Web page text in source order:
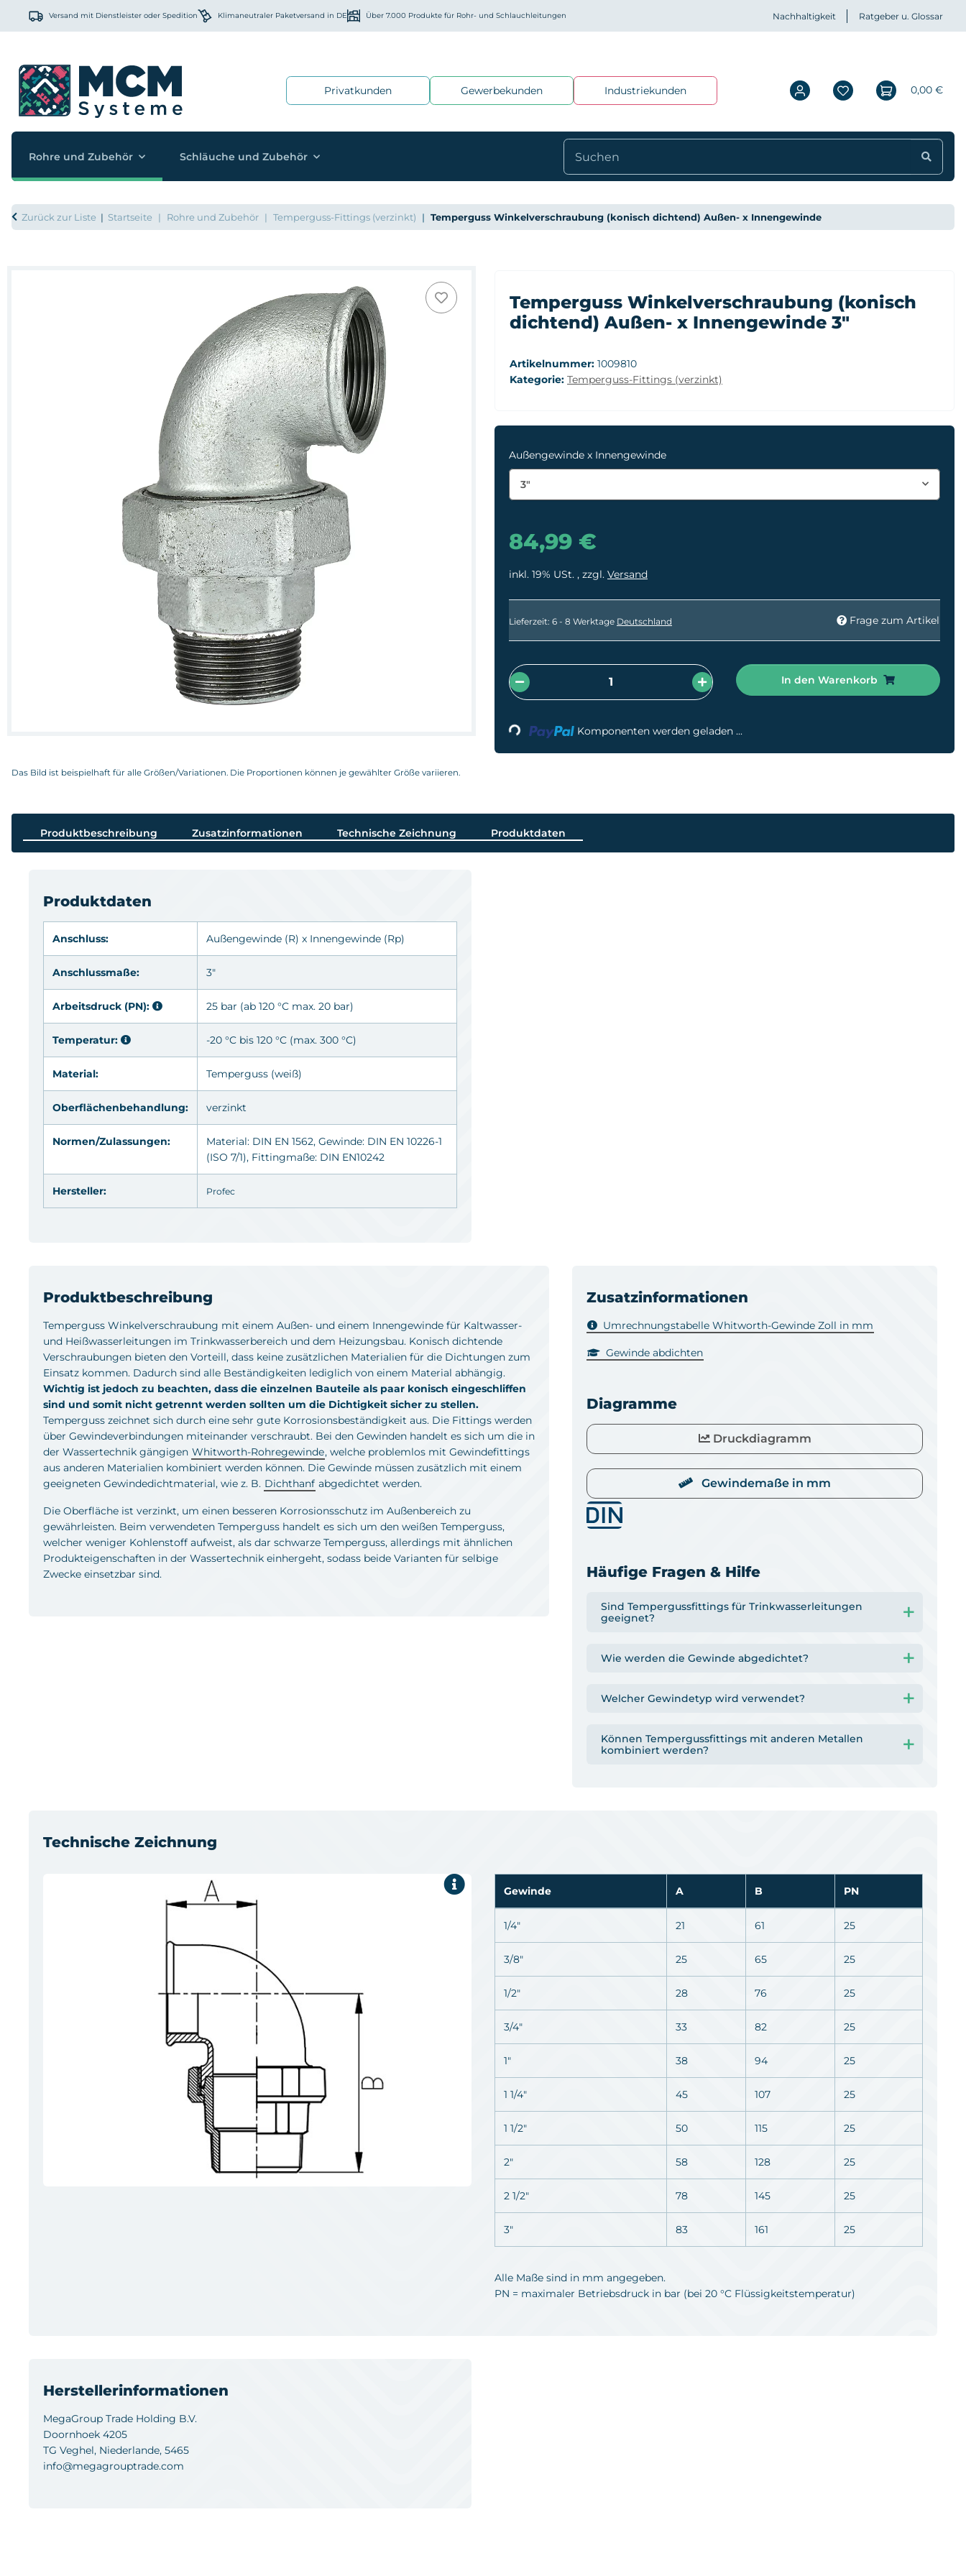
Versand mit Dienstleister oder Spedition Klimaneutraler Paketversand in DE Über 7.000 Produkte für Rohr- und Schlauchleitungen Nachhaltigkeit Ratgeber u. Glossar
Privatkunden Gewerbekunden Industriekunden 0,00 €
Rohre und Zubehör Schläuche und Zubehör
Zurück zur Liste Startseite Rohre und Zubehör Temperguss-Fittings (verzinkt) Temperguss Winkelverschraubung (konisch dichtend) Außen- x Innengewinde
Das Bild ist beispielhaft für alle Größen/Variationen. Die Proportionen können je gewählter Größe variieren.
Temperguss Winkelverschraubung (konisch
dichtend) Außen- x Innengewinde 3"
Artikelnummer: 1009810
Kategorie: Temperguss-Fittings (verzinkt)
Außengewinde x Innengewinde
3"
84,99 €
inkl. 19% USt. , zzgl. Versand
Lieferzeit: 6 - 8 Werktage Deutschland Frage zum Artikel
In den Warenkorb
Loading... Komponenten werden geladen ...
Produktbeschreibung Zusatzinformationen Technische Zeichnung Produktdaten
Produktbeschreibung
Temperguss Winkelverschraubung mit einem Außen- und einem Innengewinde für Kaltwasser-
und Heißwasserleitungen im Trinkwasserbereich und dem Heizungsbau. Konisch dichtende
Verschraubungen bieten den Vorteill, dass keine zusätzlichen Materialien für die Dichtungen zum
Einsatz kommen. Dadurch sind alle Beständigkeiten lediglich von einem Material abhängig.
Wichtig ist jedoch zu beachten, dass die einzelnen Bauteile als paar konisch eingeschliffen
sind und somit nicht getrennt werden sollten um die Dichtigkeit sicher zu stellen.
Temperguss zeichnet sich durch eine sehr gute Korrosionsbeständigkeit aus. Die Fittings werden
über Gewindeverbindungen miteinander verschraubt. Bei den Gewinden handelt es sich um die in
der Wassertechnik gängigen Whitworth-Rohregewinde, welche problemlos mit Gewindefittings
aus anderen Materialien kombiniert werden können. Die Gewinde müssen zusätzlich mit einem
geeigneten Gewindedichtmaterial, wie z. B. Dichthanf abgedichtet werden.
Die Oberfläche ist verzinkt, um einen besseren Korrosionsschutz im Außenbereich zu
gewährleisten. Beim verwendeten Temperguss handelt es sich um den weißen Temperguss,
welcher weniger Kohlenstoff aufweist, als dar schwarze Temperguss, allerdings mit ähnlichen
Produkteigenschaften in der Wassertechnik einhergeht, sodass beide Varianten für selbige
Zwecke einsetzbar sind.
Zusatzinformationen
Umrechnungstabelle Whitworth-Gewinde Zoll in mm
Gewinde abdichten
Diagramme
Druckdiagramm
Gewindemaße in mm
Häufige Fragen & Hilfe
Sind Tempergussfittings für Trinkwasserleitungen
geeignet?
Wie werden die Gewinde abgedichtet?
Welcher Gewindetyp wird verwendet?
Können Tempergussfittings mit anderen Metallen
kombiniert werden?
Technische Zeichnung
Gewinde A B PN
1/4" 21 61 25
3/8" 25 65 25
1/2" 28 76 25
3/4" 33 82 25
1" 38 94 25
1 1/4" 45 107 25
1 1/2" 50 115 25
2" 58 128 25
2 1/2" 78 145 25
3" 83 161 25
Alle Maße sind in mm angegeben.
PN = maximaler Betriebsdruck in bar (bei 20 °C Flüssigkeitstemperatur)
Herstellerinformationen
MegaGroup Trade Holding B.V.
Doornhoek 4205
TG Veghel, Niederlande, 5465
info@megagrouptrade.com
Produktdaten
Anschluss: Außengewinde (R) x Innengewinde (Rp)
Anschlussmaße: 3"
Arbeitsdruck (PN): 25 bar (ab 120 °C max. 20 bar)
Temperatur: -20 °C bis 120 °C (max. 300 °C)
Material: Temperguss (weiß)
Oberflächenbehandlung: verzinkt
Normen/Zulassungen:
Material: DIN EN 1562, Gewinde: DIN EN 10226-1
(ISO 7/1), Fittingmaße: DIN EN10242
Hersteller: Profec